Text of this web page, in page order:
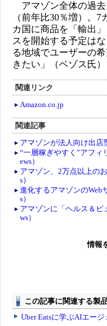
アマゾン全体の過去
（前年比30％増）。
カ国に商品を「輸出
スを開始する予定は
る地域でユーザーの
きたい」（ベゾス氏）
関連リンク
Amazon.co.jp
関連記事
アマゾンが法人向け出店
“一層稼ぎやすく”アフィ
ews）
アマゾン、2万点以上の
s）
進化するアマゾンのWeb
s）
アマゾンに「ヘルス＆ビ
ws）
情報